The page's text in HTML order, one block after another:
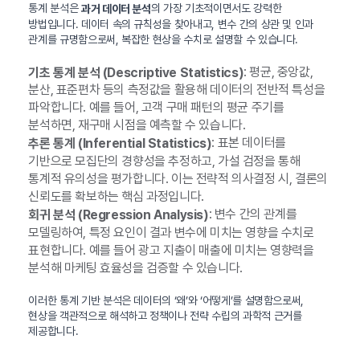
통계 분석은과거 데이터 분석의 가장 기초적이면서도 강력한
방법입니다. 데이터 속의 규칙성을 찾아내고, 변수 간의 상관 및 인과
관계를 규명함으로써, 복잡한 현상을 수치로 설명할 수 있습니다.
기초 통계 분석 (Descriptive Statistics): 평균, 중앙값,
분산, 표준편차 등의 측정값을 활용해 데이터의 전반적 특성을
파악합니다. 예를 들어, 고객 구매 패턴의 평균 주기를
분석하면, 재구매 시점을 예측할 수 있습니다.
추론 통계 (Inferential Statistics): 표본 데이터를
기반으로 모집단의 경향성을 추정하고, 가설 검정을 통해
통계적 유의성을 평가합니다. 이는 전략적 의사결정 시, 결론의
신뢰도를 확보하는 핵심 과정입니다.
회귀 분석 (Regression Analysis): 변수 간의 관계를
모델링하여, 특정 요인이 결과 변수에 미치는 영향을 수치로
표현합니다. 예를 들어 광고 지출이 매출에 미치는 영향력을
분석해 마케팅 효율성을 검증할 수 있습니다.
이러한 통계 기반 분석은 데이터의 ‘왜’와 ‘어떻게’를 설명함으로써,
현상을 객관적으로 해석하고 정책이나 전략 수립의 과학적 근거를
제공합니다.